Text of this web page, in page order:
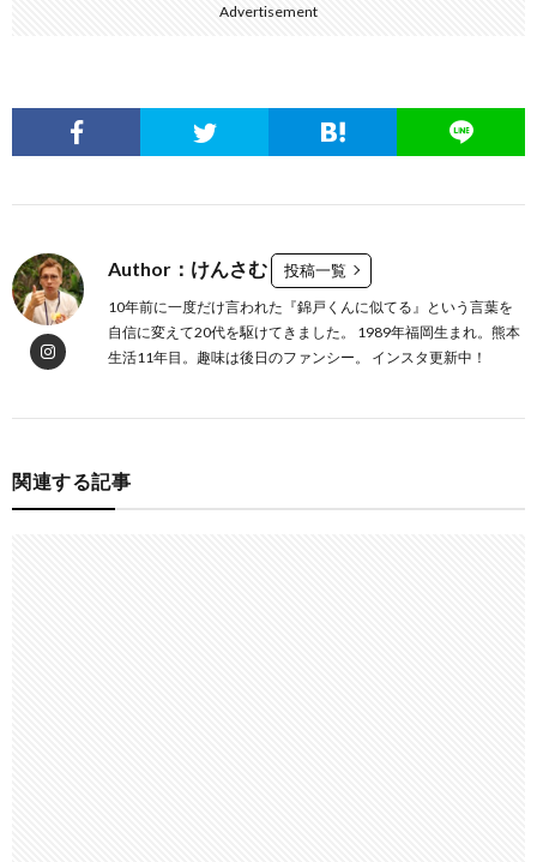
Advertisement
Author：けんさむ 投稿一覧
10年前に一度だけ言われた『錦戸くんに似てる』という言葉を
自信に変えて20代を駆けてきました。 1989年福岡生まれ。熊本
生活11年目。趣味は後日のファンシー。 インスタ更新中！
関連する記事